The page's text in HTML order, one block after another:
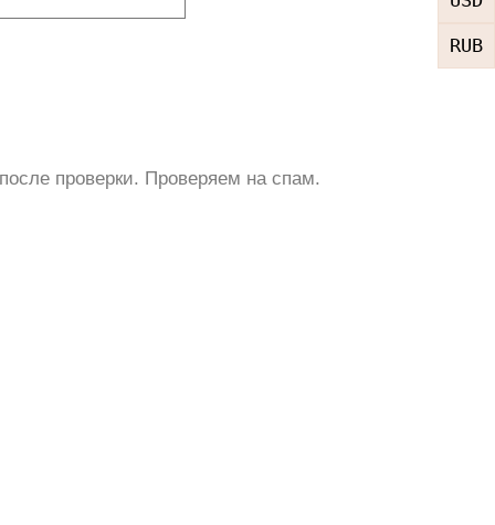
RUB
проверки. Проверяем на спам.